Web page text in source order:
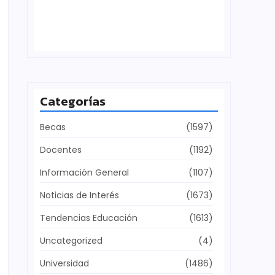
Categorías
Becas
(1597)
Docentes
(1192)
Información General
(1107)
Noticias de Interés
(1673)
Tendencias Educación
(1613)
Uncategorized
(4)
Universidad
(1486)